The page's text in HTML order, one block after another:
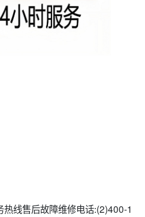
线售后故障维修电话:(2)400-1